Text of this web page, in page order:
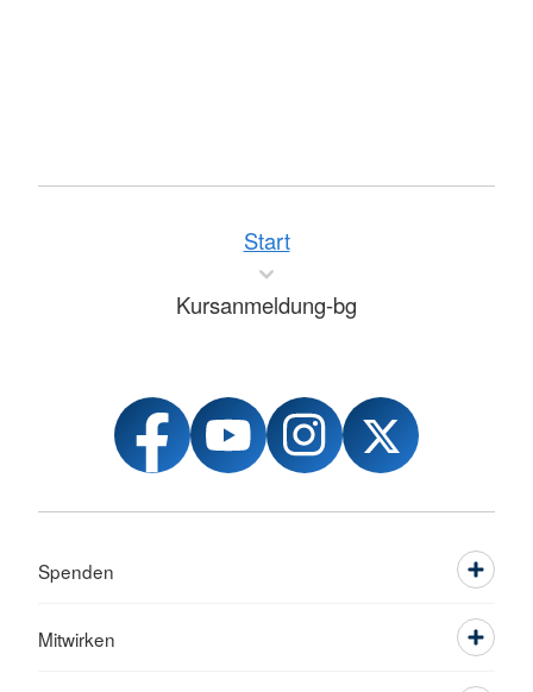
Start
Kursanmeldung-bg
Spenden
Mitwirken